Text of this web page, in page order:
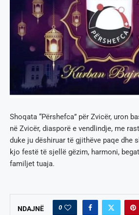
Shoqata “Përshefca” për Zvicër, uron
në Zvicër, diasporë e vendlindje, me
duke ju dëshiruar të gjithëve paqe dhe
kjo festë të sjellë gëzim, harmoni,
familjet tuaja.
NDAJNË 0